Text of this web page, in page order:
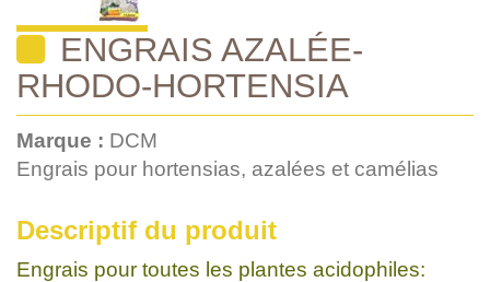
ENGRAIS AZALÉE-
RHODO-HORTENSIA
Marque : DCM
Engrais pour hortensias, azalées et camélias
Descriptif du produit
Engrais pour toutes les plantes acidophiles: